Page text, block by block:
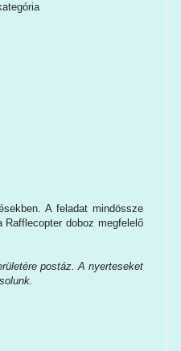
A feladat mindössze
doboz megfelelő
postáz. A nyerteseket